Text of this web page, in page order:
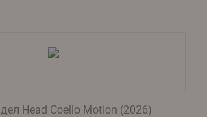
Head Coello Motion (2026)